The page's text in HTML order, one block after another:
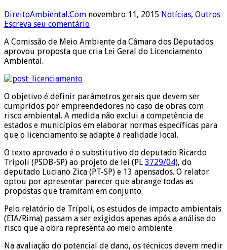
DireitoAmbiental.Com novembro 11, 2015 Notícias, Outros
Escreva seu comentário
A Comissão de Meio Ambiente da Câmara dos Deputados
aprovou proposta que cria Lei Geral do Licenciamento
Ambiental.
O objetivo é definir parâmetros gerais que devem ser
cumpridos por empreendedores no caso de obras com
risco ambiental. A medida não exclui a competência de
estados e municípios em elaborar normas específicas para
que o licenciamento se adapte à realidade local.
O texto aprovado é o substitutivo do deputado Ricardo
Tripoli (PSDB-SP) ao projeto de lei (PL 3729/04), do
deputado Luciano Zica (PT-SP) e 13 apensados. O relator
optou por apresentar parecer que abrange todas as
propostas que tramitam em conjunto.
Pelo relatório de Trípoli, os estudos de impacto ambientais
(EIA/Rima) passam a ser exigidos apenas após a análise do
risco que a obra representa ao meio ambiente.
Na avaliação do potencial de dano, os técnicos devem medir